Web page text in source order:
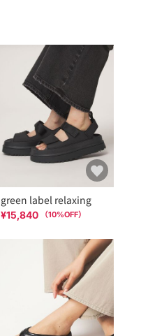
green label relaxing
¥15,840 （10%OFF）